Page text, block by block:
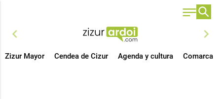
chevron_left chevron_right
Zizur Mayor Cendea de Cizur Agenda y cultura Comarca